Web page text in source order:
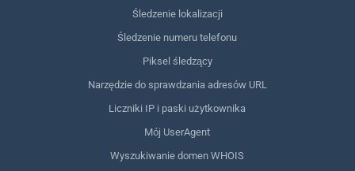
Śledzenie lokalizacji
Śledzenie numeru telefonu
Piksel śledzący
Narzędzie do sprawdzania adresów URL
Liczniki IP i paski użytkownika
Mój UserAgent
Wyszukiwanie domen WHOIS